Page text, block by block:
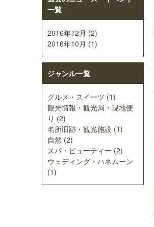
一覧
2016年12月 (2)
2016年10月 (1)
ジャンル一覧
グルメ・スイーツ (1)
観光情報・観光局・現地便
り (2)
名所旧跡・観光施設 (1)
自然 (2)
スパ・ビューティー (2)
ウェディング・ハネムーン
(1)